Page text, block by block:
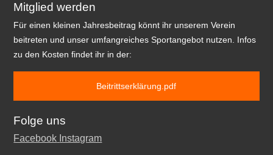
Mitglied werden
Für einen kleinen Jahresbeitrag könnt ihr unserem Verein
beitreten und unser umfangreiches Sportangebot nutzen. Infos
zu den Kosten findet ihr in der:
Beitrittserklärung.pdf
Folge uns
Facebook Instagram